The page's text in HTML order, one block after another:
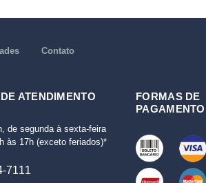
Contato
ATENDIMENTO
de segunda à sexta-feira
às 17h (exceto feriados)*
7111
FORMAS DE
PAGAMENTO